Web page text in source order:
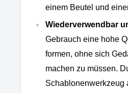
einem Beutel und
Wiederverwendbar
Gebrauch eine hohe
formen, ohne sich
machen zu müssen.
Schablonenwerkzeug